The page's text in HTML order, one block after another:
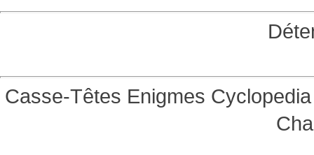
Casse-Têtes Enigmes